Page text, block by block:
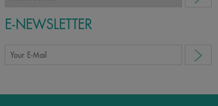
E-NEWSLETTER